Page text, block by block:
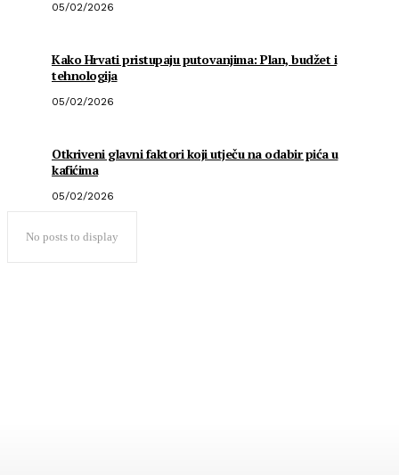
05/02/2026
Kako Hrvati pristupaju putovanjima: Plan, budžet i
tehnologija
05/02/2026
Otkriveni glavni faktori koji utječu na odabir pića u
kafićima
05/02/2026
No posts to display